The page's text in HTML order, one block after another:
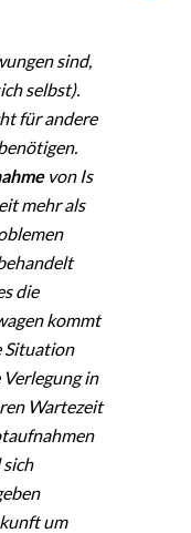
sind,
selbst).
für andere
von Is
mehr als
die
kommt
Situation
in
Wartezeit
um